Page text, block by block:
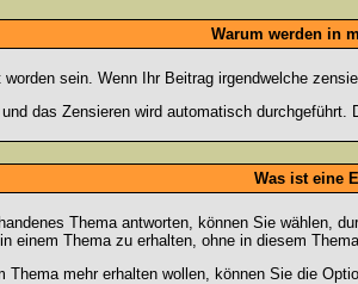
Warum werden in
sein. Wenn Ihr Beitrag irgendwelche
das Zensieren wird automatisch
Was ist eine
Thema antworten, können Sie wählen,
einem Thema zu erhalten, ohne in diesem
mehr erhalten wollen, können Sie die